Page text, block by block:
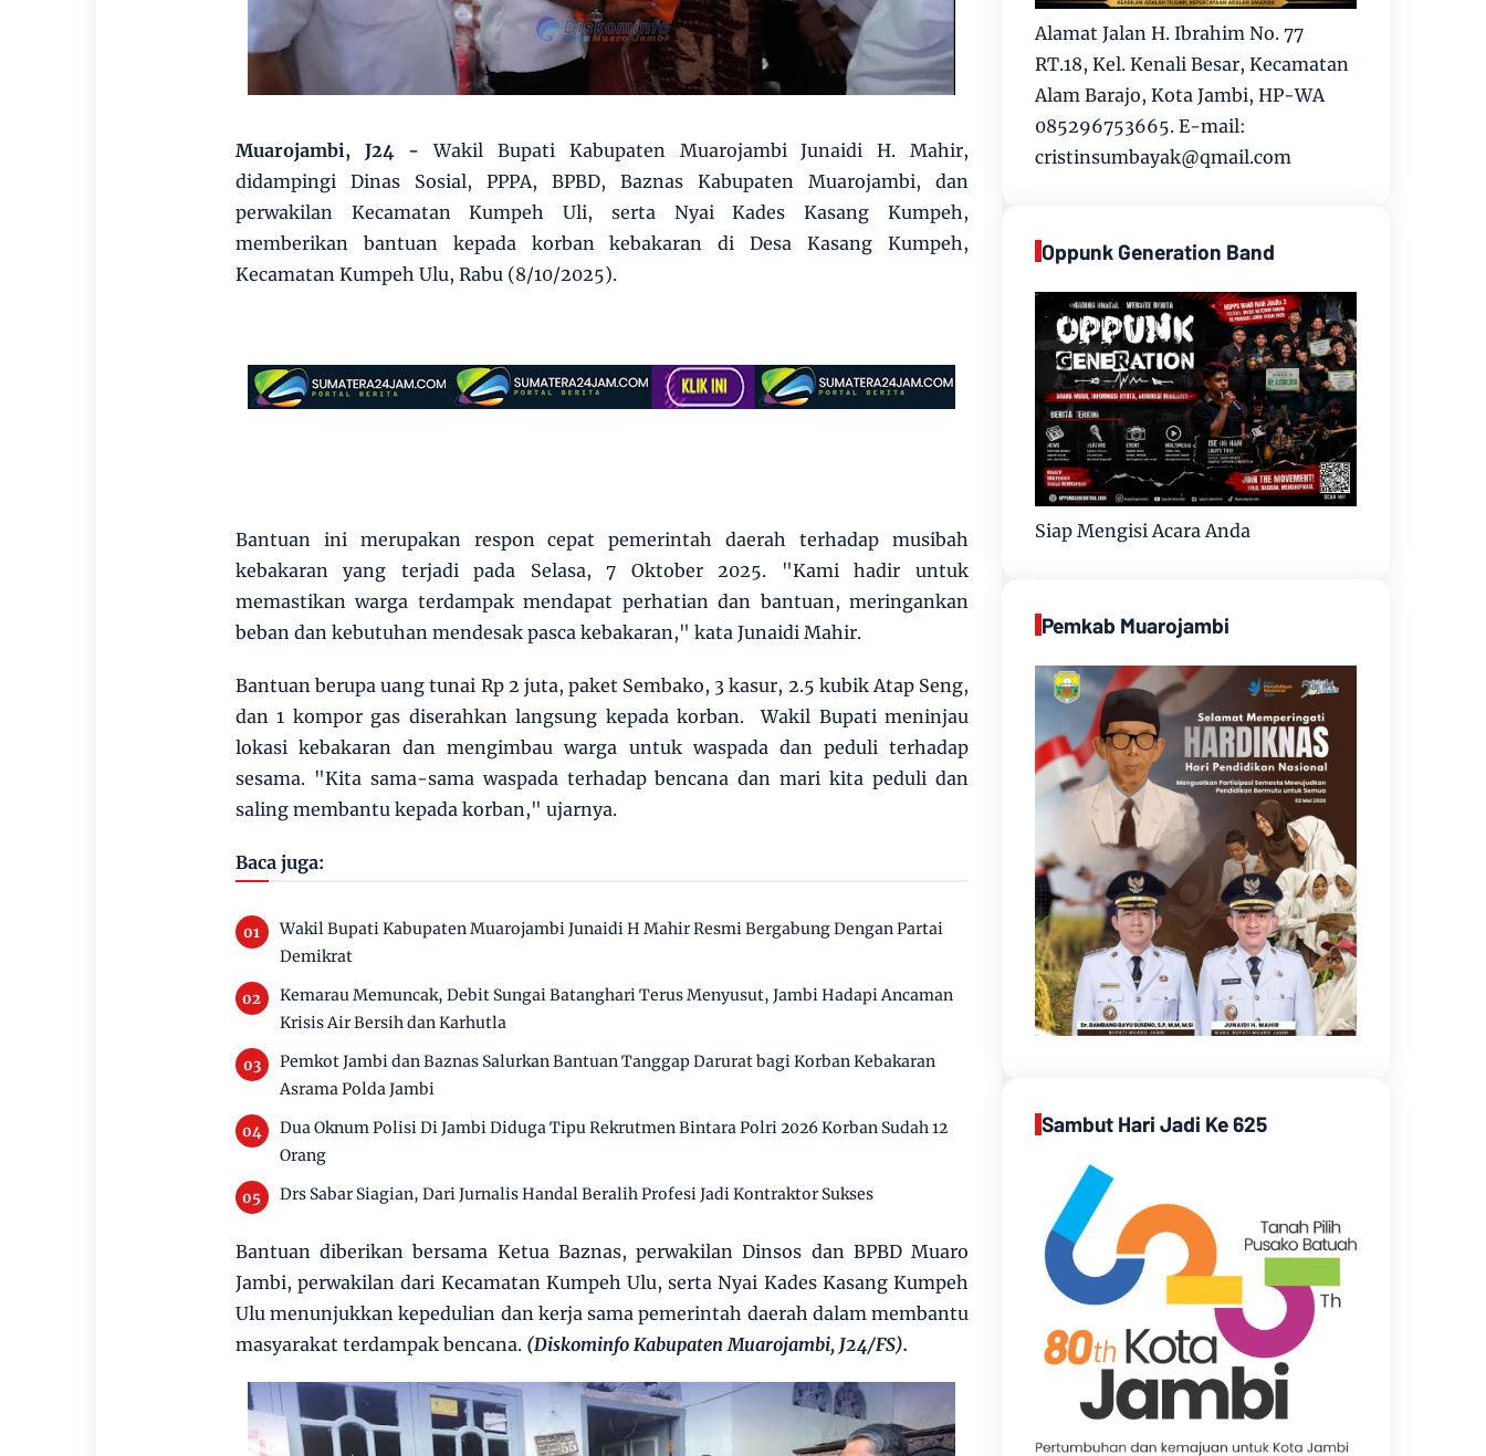
Muarojambi, J24 -Wakil Bupati Kabupaten Muarojambi Junaidi H. Mahir,
didampingi Dinas Sosial, PPPA, BPBD, Baznas Kabupaten Muarojambi, dan
perwakilan Kecamatan Kumpeh Uli, serta Nyai Kades Kasang Kumpeh,
memberikan bantuan kepada korban kebakaran di Desa Kasang Kumpeh,
Kecamatan Kumpeh Ulu, Rabu (8/10/2025).
Bantuan ini merupakan respon cepat pemerintah daerah terhadap musibah
kebakaran yang terjadi pada Selasa, 7 Oktober 2025. "Kami hadir untuk
memastikan warga terdampak mendapat perhatian dan bantuan, meringankan
beban dan kebutuhan mendesak pasca kebakaran," kata Junaidi Mahir.
Bantuan berupa uang tunai Rp 2 juta, paket Sembako, 3 kasur, 2.5 kubik Atap Seng,
dan 1 kompor gas diserahkan langsung kepada korban. Wakil Bupati meninjau
lokasi kebakaran dan mengimbau warga untuk waspada dan peduli terhadap
sesama. "Kita sama-sama waspada terhadap bencana dan mari kita peduli dan
saling membantu kepada korban," ujarnya.
Baca juga:
Wakil Bupati Kabupaten Muarojambi Junaidi H Mahir Resmi Bergabung Dengan Partai
Demikrat
Kemarau Memuncak, Debit Sungai Batanghari Terus Menyusut, Jambi Hadapi Ancaman
Krisis Air Bersih dan Karhutla
Pemkot Jambi dan Baznas Salurkan Bantuan Tanggap Darurat bagi Korban Kebakaran
Asrama Polda Jambi
Dua Oknum Polisi Di Jambi Diduga Tipu Rekrutmen Bintara Polri 2026 Korban Sudah 12
Orang
Drs Sabar Siagian, Dari Jurnalis Handal Beralih Profesi Jadi Kontraktor Sukses
Bantuan diberikan bersama Ketua Baznas, perwakilan Dinsos dan BPBD Muaro
Jambi, perwakilan dari Kecamatan Kumpeh Ulu, serta Nyai Kades Kasang Kumpeh
Ulu menunjukkan kepedulian dan kerja sama pemerintah daerah dalam membantu
masyarakat terdampak bencana. (Diskominfo Kabupaten Muarojambi, J24/FS).
Alamat Jalan H. Ibrahim No. 77
RT.18, Kel. Kenali Besar, Kecamatan
Alam Barajo, Kota Jambi, HP-WA
085296753665. E-mail:
cristinsumbayak@qmail.com
Oppunk Generation Band
Siap Mengisi Acara Anda
Pemkab Muarojambi
Sambut Hari Jadi Ke 625